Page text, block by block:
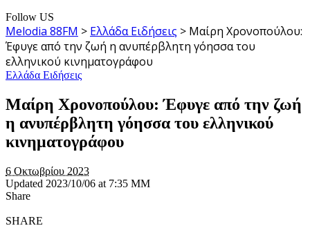
Follow US
Melodia 88FM > Ελλάδα Ειδήσεις > Μαίρη Χρονοπούλου:
Έφυγε από την ζωή η ανυπέρβλητη γόησσα του
ελληνικού κινηματογράφου
Ελλάδα Ειδήσεις
Μαίρη Χρονοπούλου: Έφυγε από την ζωή
η ανυπέρβλητη γόησσα του ελληνικού
κινηματογράφου
6 Οκτωβρίου 2023
Updated 2023/10/06 at 7:35 ΜΜ
Share
SHARE